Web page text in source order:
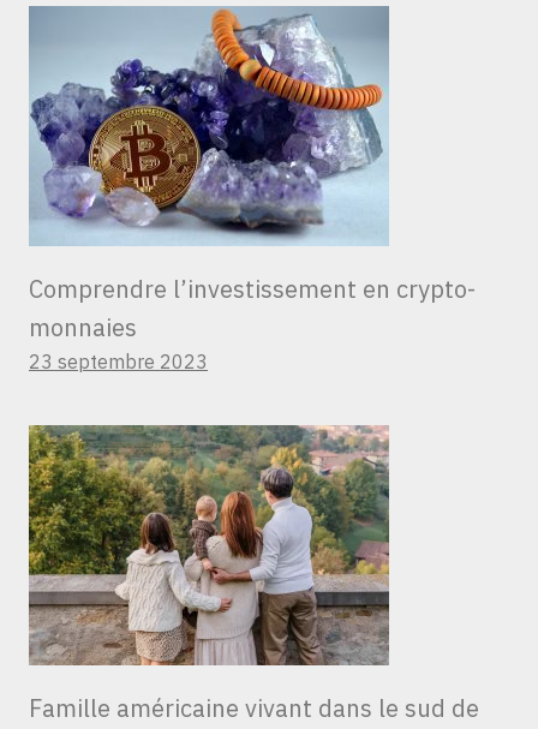
Comprendre l’investissement en crypto-
monnaies
23 septembre 2023
Famille américaine vivant dans le sud de